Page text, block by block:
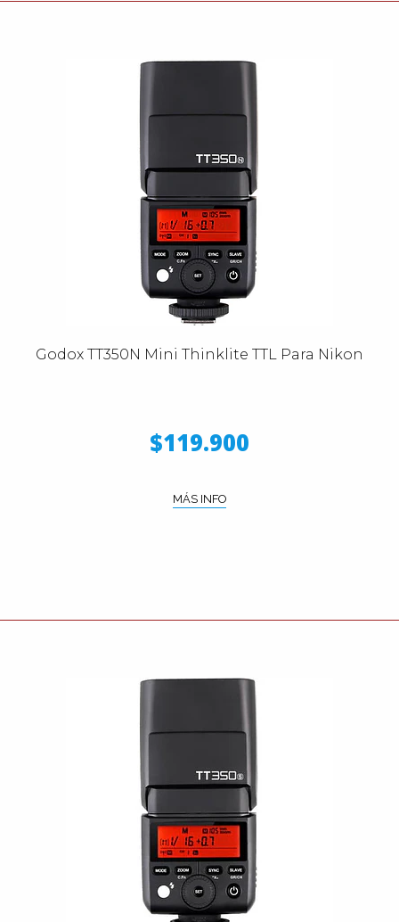
Godox TT350N Mini Thinklite TTL Para Nikon
$119.900
MÁS INFO